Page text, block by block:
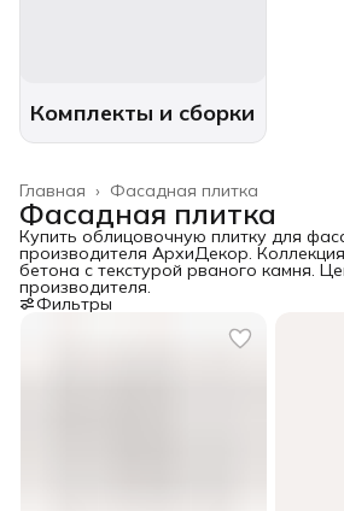
Комплекты и сборки
Фасадная плитка
Главная ›
Фасадная плитка
Купить облицовочную плитку для
производителя АрхиДекор.
бетона с текстурой рваного камня.
производителя.
Фильтры